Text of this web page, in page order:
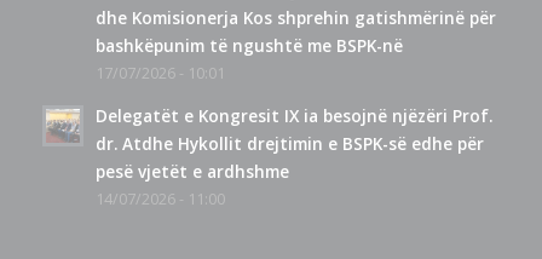
dhe Komisionerja Kos shprehin gatishmërinë për
bashkëpunim të ngushtë me BSPK-në
17/07/2026 - 10:01
Delegatët e Kongresit IX ia besojnë njëzëri Prof.
dr. Atdhe Hykollit drejtimin e BSPK-së edhe për
pesë vjetët e ardhshme
14/07/2026 - 11:00